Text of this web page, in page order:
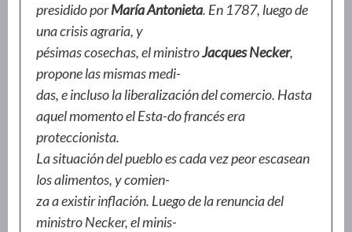
presidido porMaría Antonieta. En 1787, luego de
una crisis agraria, y
pésimas cosechas, el ministroJacques Necker,
propone las mismas medi-
das, e incluso la liberalización del comercio. Hasta
aquel momento el Esta-do francés era
proteccionista.
La situación del pueblo es cada vez peor escasean
los alimentos, y comien-
za a existir inflación. Luego de la renuncia del
ministro Necker, el minis-